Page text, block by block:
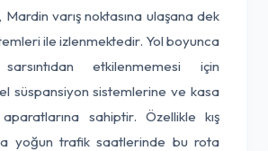
Mardin varış noktasına ulaşana dek
ile izlenmektedir. Yol boyunca
sarsıntıdan etkilenmemesi için
süspansiyon sistemlerine ve kasa
sahiptir. Özellikle kış
yoğun trafik saatlerinde bu rota